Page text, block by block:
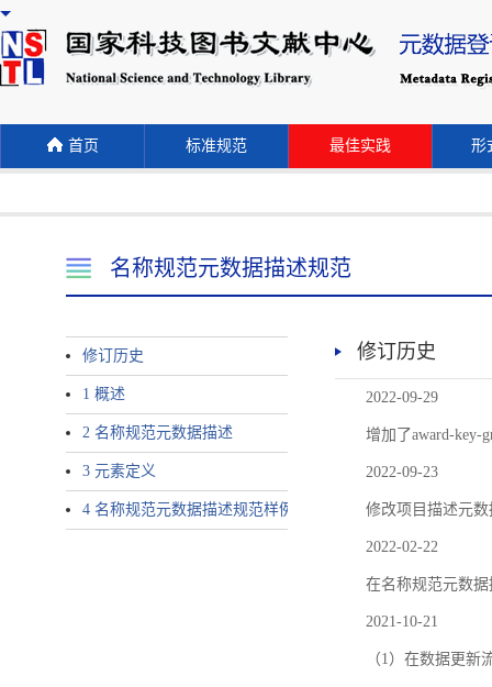
首页 标准规范 最佳实践 形
名称规范元数据描述规范
修订历史
1 概述
2 名称规范元数据描述
3 元素定义
4 名称规范元数据描述规范样例
修订历史
2022-09-29
增加了award-key-
2022-09-23
修改项目描述元
2022-02-22
在名称规范元数
2021-10-21
（1）在数据更